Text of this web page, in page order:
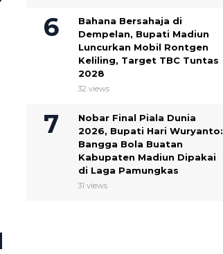
Bahana Bersahaja di
Dempelan, Bupati Madiun
Luncurkan Mobil Rontgen
Keliling, Target TBC Tuntas
2028
32 views
Nobar Final Piala Dunia
2026, Bupati Hari Wuryanto:
Bangga Bola Buatan
Kabupaten Madiun Dipakai
di Laga Pamungkas
31 views